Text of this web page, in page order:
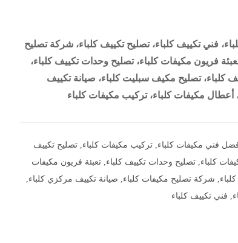
فني تكييف كلباء، تصليح تكييف كلباء، شركة تصليح
فريون مكيفات كلباء، تصليح وحدات تكييف كلباء،
كلباء، تصليح مكيف سبليت كلباء، صيانة تكييف
أعطال مكيفات كلباء، تركيب مكيفات كلباء
فني مكيفات كلباء ,تركيب مكيفات كلباء ,تصليح تكييف
كلباء ,تصليح وحدات تكييف كلباء ,تعبئة فريون مكيفات
شركة تصليح مكيفات كلباء صيانة تكييف مركزي كلباء
فني تكييف كلباء